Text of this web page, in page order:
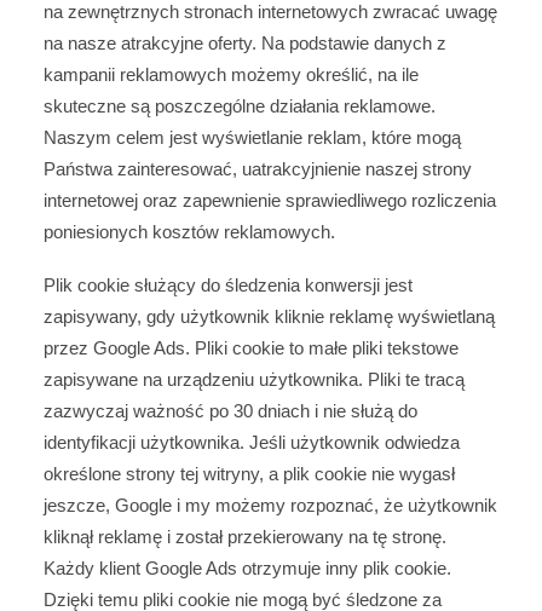
na zewnętrznych stronach internetowych zwracać uwagę
na nasze atrakcyjne oferty. Na podstawie danych z
kampanii reklamowych możemy określić, na ile
skuteczne są poszczególne działania reklamowe.
Naszym celem jest wyświetlanie reklam, które mogą
Państwa zainteresować, uatrakcyjnienie naszej strony
internetowej oraz zapewnienie sprawiedliwego rozliczenia
poniesionych kosztów reklamowych.
Plik cookie służący do śledzenia konwersji jest
zapisywany, gdy użytkownik kliknie reklamę wyświetlaną
przez Google Ads. Pliki cookie to małe pliki tekstowe
zapisywane na urządzeniu użytkownika. Pliki te tracą
zazwyczaj ważność po 30 dniach i nie służą do
identyfikacji użytkownika. Jeśli użytkownik odwiedza
określone strony tej witryny, a plik cookie nie wygasł
jeszcze, Google i my możemy rozpoznać, że użytkownik
kliknął reklamę i został przekierowany na tę stronę.
Każdy klient Google Ads otrzymuje inny plik cookie.
Dzięki temu pliki cookie nie mogą być śledzone za